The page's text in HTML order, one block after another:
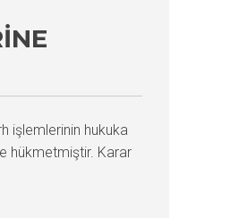
işlemlerinin hukuka
hükmetmiştir. Karar